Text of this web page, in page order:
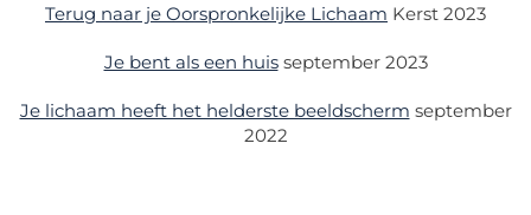
Terug naar je Oorspronkelijke Lichaam Kerst 2023
Je bent als een huisseptember 2023
Je lichaam heeft het helderste beeldscherm september
2022